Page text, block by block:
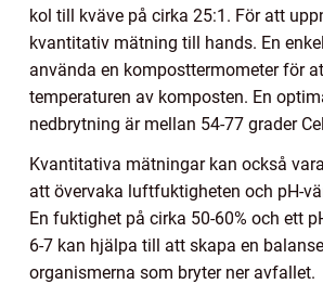
kol till kväve på cirka 25:1. För att
kvantitativ mätning till hands. En
använda en komposttermometer för
temperaturen av komposten. En
nedbrytning är mellan 54-77 grader
Kvantitativa mätningar kan också
att övervaka luftfuktigheten och pH-
En fuktighet på cirka 50-60% och ett
6-7 kan hjälpa till att skapa en
organismerna som bryter ner avfallet.